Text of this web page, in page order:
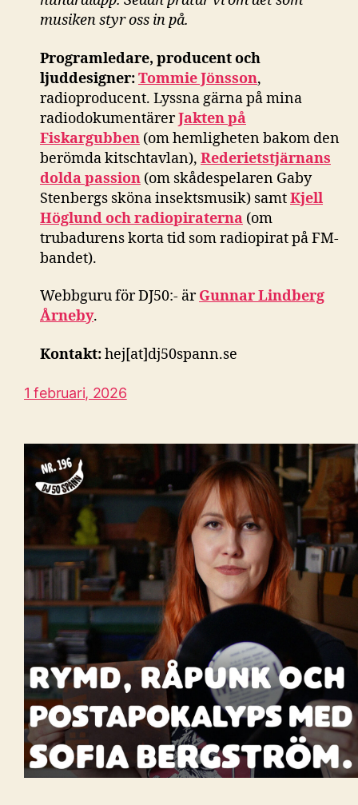
musiken styr oss in på.
Programledare, producent och
ljuddesigner:Tommie Jönsson,
radioproducent. Lyssna gärna på mina
radiodokumentärerJakten på
Fiskargubben (om hemligheten bakom den
berömda kitschtavlan), Rederietstjärnans
dolda passion (om skådespelaren Gaby
Stenbergs sköna insektsmusik) samtKjell
Höglund och radiopiraterna (om
trubadurens korta tid som radiopirat på FM-
bandet).
Webbguru för DJ50:- ärGunnar Lindberg
Årneby.
Kontakt:hej[at]dj50spann.se
1 februari, 2026